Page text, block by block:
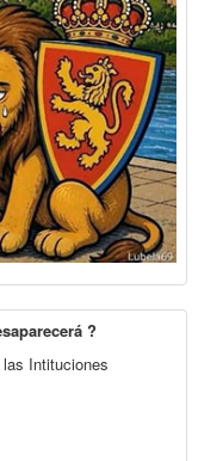
?
Intituciones